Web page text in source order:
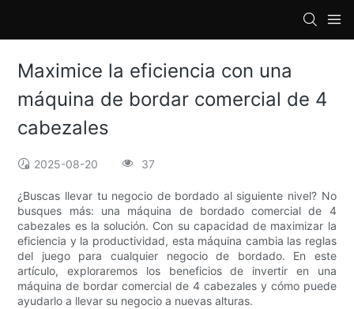
Maximice la eficiencia con una
máquina de bordar comercial de 4
cabezales
2025-08-20 37
¿Buscas llevar tu negocio de bordado al siguiente nivel? No
busques más: una máquina de bordado comercial de 4
cabezales es la solución. Con su capacidad de maximizar la
eficiencia y la productividad, esta máquina cambia las reglas
del juego para cualquier negocio de bordado. En este
artículo, exploraremos los beneficios de invertir en una
máquina de bordar comercial de 4 cabezales y cómo puede
ayudarlo a llevar su negocio a nuevas alturas.